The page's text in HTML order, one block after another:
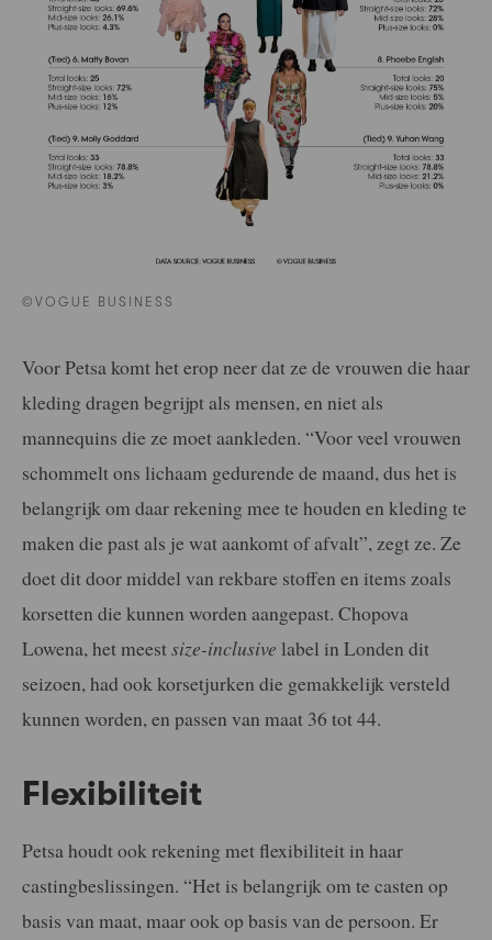
©VOGUE BUSINESS
Voor Petsa komt het erop neer dat ze de vrouwen die haar
kleding dragen begrijpt als mensen, en niet als
mannequins die ze moet aankleden. “Voor veel vrouwen
schommelt ons lichaam gedurende de maand, dus het is
belangrijk om daar rekening mee te houden en kleding te
maken die past als je wat aankomt of afvalt”, zegt ze. Ze
doet dit door middel van rekbare stoffen en items zoals
korsetten die kunnen worden aangepast. Chopova
Lowena, het meestsize-inclusive label in Londen dit
seizoen, had ook korsetjurken die gemakkelijk versteld
kunnen worden, en passen van maat 36 tot 44.
Flexibiliteit
Petsa houdt ook rekening met flexibiliteit in haar
castingbeslissingen. “Het is belangrijk om te casten op
basis van maat, maar ook op basis van de persoon. Er